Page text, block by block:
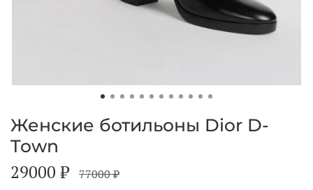
Женские ботильоны Dior D-
Town
29000 ₽ 77000 ₽